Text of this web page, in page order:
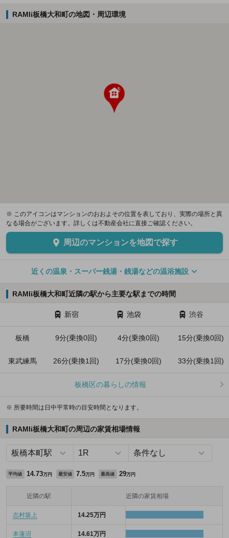
RAMIi板橋大和町の地図・周辺環境
※ このアイコンはマンションのおおよその位置を表しており、実際の場所と異
なる場合がございます。詳しくは不動産会社に直接ご確認ください。
周辺のマンションを地図で探す
近くの温泉・スーパー銭湯・銭湯などの温浴施設
RAMIi板橋大和町近隣の駅から主要な駅までの時間
新宿 池袋 渋谷
板橋 9分(乗換0回) 4分(乗換0回) 15分(乗換0回)
東武練馬 26分(乗換1回) 17分(乗換0回) 33分(乗換1回)
板橋区の暮らしの情報
※ 所要時間は日中平常時の目安時間となります。
RAMIi板橋大和町の周辺の家賃相場情報
平均値 14.73万円 最安値 7.5万円 最高値 29万円
近隣の駅 近隣の家賃相場
志村坂上 14.25万円
本蓮沼 14.61万円